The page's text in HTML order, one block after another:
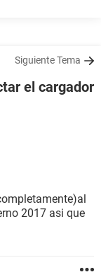
Siguiente Tema
el cargador
2017 asi que